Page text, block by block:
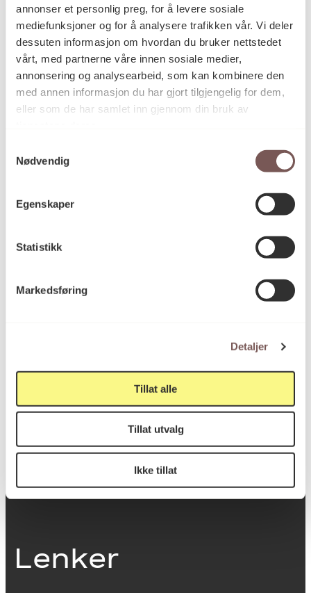
annonser et personlig preg, for å levere sosiale
mediefunksjoner og for å analysere trafikken vår. Vi deler
dessuten informasjon om hvordan du bruker nettstedet
vårt, med partnerne våre innen sosiale medier,
annonsering og analysearbeid, som kan kombinere den
med annen informasjon du har gjort tilgjengelig for dem,
eller som de har samlet inn gjennom din bruk av
Nødvendig
Egenskaper
Statistikk
Markedsføring
Detaljer
Tillat alle
Tillat utvalg
Ikke tillat
Postboks 6994
St. Olavs plass
0130 Oslo
post@koro.no
Besøksadresse
Victoria Terrasse 11
0251 Oslo
Viktig info
Utbetaling og fakturering
Om opphavsrett
Dokumentasjonsskjema
Last ned logo
Lenker